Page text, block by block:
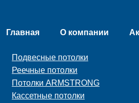
Главная О компании
Подвесные потолки
Реечные потолки
Потолки ARMSTRONG
Кассетные потолки